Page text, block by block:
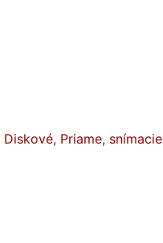
Diskové, Priame, snímacie